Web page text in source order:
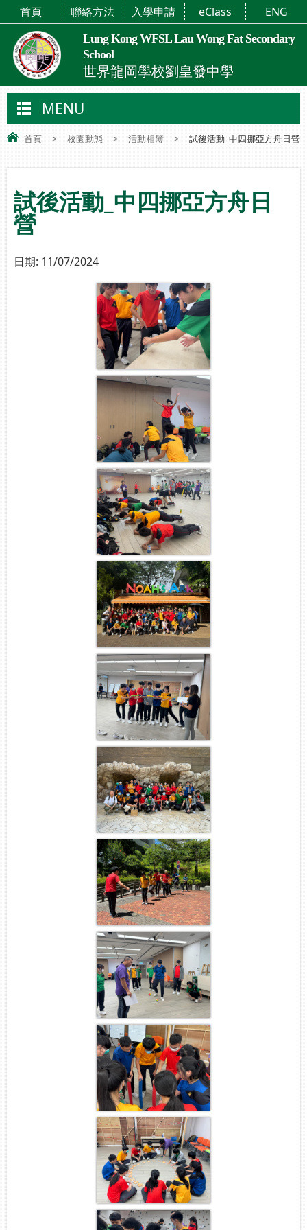
Lung Kong WFSL Lau Wong Fat Secondary
School
世界龍岡學校劉皇發中學
首頁 聯絡方法 入學申請 eClass ENG
MENU
首頁 > 校園動態 > 活動相簿 > 試後活動_中四挪亞方舟日營
試後活動_中四挪亞方舟日
營
日期: 11/07/2024